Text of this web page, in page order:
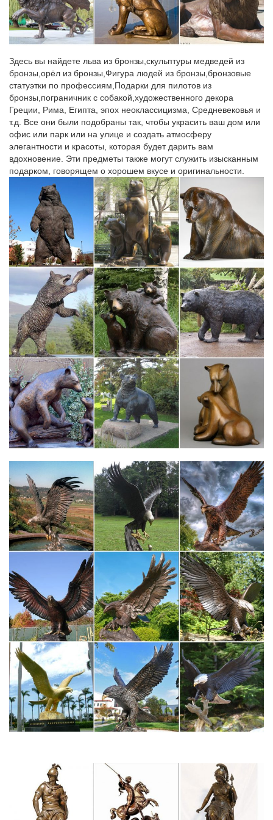
самых почитаемых во всем мире божеств.
Купить фэншуй статуэтку слона – цены и значение фигурки
«ОМ108».Слон белый с попоной на постаменте h-29 см, гипс.
Характеристики.
Статуэтки собак цены от 58.00 руб. Статуэтки собак купить…
Статуэтки собак, более 1212 моделей в каталоге. Статуэтки
собак в Москве с быстрой доставкой по России, фото,
характеристики товара.Фигурка "Собаки На Мопеде" 22*8см,
высота 23смСерия "Ретро".
Предмет декора статуэтка собаки Magnesia, цвет Серый –
купить…
Здесь вы найдете льва из бронзы,скульптуры медведей из
бронзы,орёл из бронзы,Фигура людей из бронзы,бронзовые
статуэтки по профессиям,Подарки для пилотов из
бронзы,пограничник с собакой,художественного декора
Греции, Рима, Египта, эпох неоклассицизма, Средневековья и
т.д. Все они были подобраны так, чтобы украсить ваш дом или
офис или парк или на улице и создать атмосферу
элегантности и красоты, которая будет дарить вам
вдохновение. Эти предметы также могут служить изысканным
подарком, говорящем о хорошем вкусе и оригинальности.